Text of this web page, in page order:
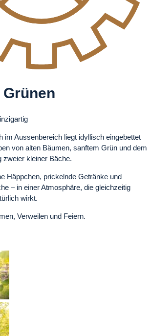
im Aussenbereich liegt idyllisch eingebettet
von alten Bäumen, sanftem Grün und dem
zweier kleiner Bäche.
Häppchen, prickelnde Getränke und
– in einer Atmosphäre, die gleichzeitig
wirkt.
Verweilen und Feiern.